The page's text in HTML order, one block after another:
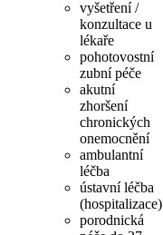
vyšetření /
konzultace u
lékaře
pohotovostní
zubní péče
akutní
zhoršení
chronických
onemocnění
ambulantní
léčba
ústavní léčba
(hospitalizace)
porodnická